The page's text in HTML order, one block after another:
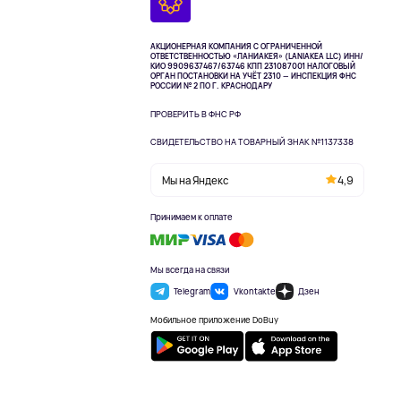
АКЦИОНЕРНАЯ КОМПАНИЯ С ОГРАНИЧЕННОЙ
ОТВЕТСТВЕННОСТЬЮ «ЛАНИАКЕЯ» (LANIAKEA LLC) ИНН/
КИО 9909637467/63746 КПП 231087001НАЛОГОВЫЙ
ОРГАН ПОСТАНОВКИ НА УЧЁТ 2310 — ИНСПЕКЦИЯ ФНС
РОССИИ № 2 ПО Г. КРАСНОДАРУ
ПРОВЕРИТЬ В ФНС РФ
СВИДЕТЕЛЬСТВО НА ТОВАРНЫЙ ЗНАК №1137338
Мы на Яндекс 4,9
Принимаем к оплате
Мы всегда на связи
Telegram
Vkontakte Дзен
Мобильное приложение DoBuy